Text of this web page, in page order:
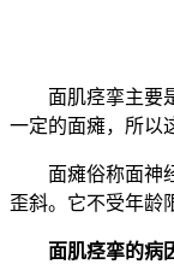
面肌痉挛主要是
一定的面瘫，所以
面瘫俗称面神经
歪斜。它不受年龄
面肌痉挛的病